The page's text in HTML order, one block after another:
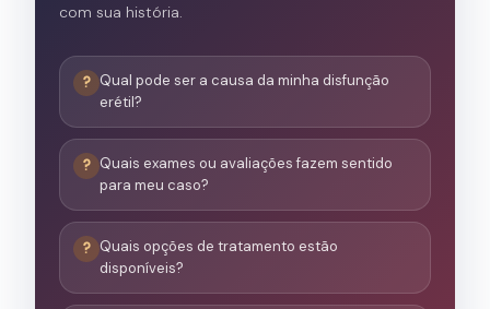
com sua história.
Qual pode ser a causa da minha disfunção
erétil?
Quais exames ou avaliações fazem sentido
para meu caso?
Quais opções de tratamento estão
disponíveis?